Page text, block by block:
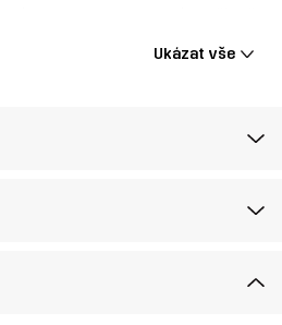
85 kg a má velikostL
Ukázat vše